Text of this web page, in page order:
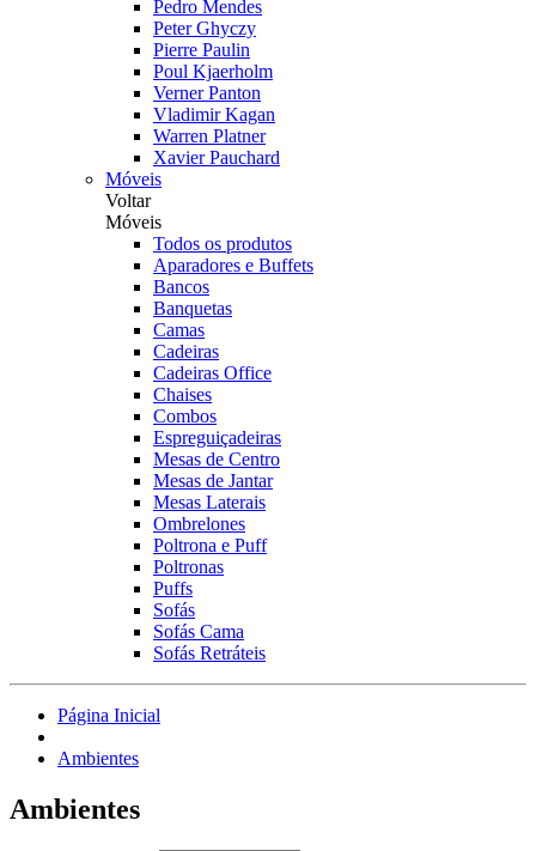
Pedro Mendes
Peter Ghyczy
Pierre Paulin
Poul Kjaerholm
Verner Panton
Vladimir Kagan
Warren Platner
Xavier Pauchard
Móveis
Voltar
Móveis
Todos os produtos
Aparadores e Buffets
Bancos
Banquetas
Camas
Cadeiras
Cadeiras Office
Chaises
Combos
Espreguiçadeiras
Mesas de Centro
Mesas de Jantar
Mesas Laterais
Ombrelones
Poltrona e Puff
Poltronas
Puffs
Sofás
Sofás Cama
Sofás Retráteis
Página Inicial
Ambientes
Ambientes